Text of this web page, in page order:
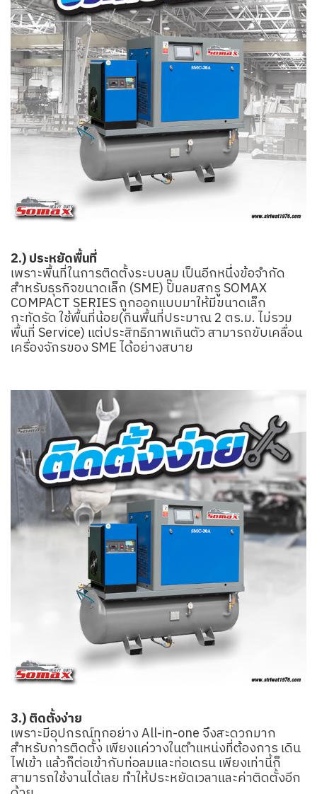
2.) ประหยัดพื้นที่
เพราะพื้นที่ในการติดตั้งระบบลม เป็นอีกหนึ่งข้อจำกัด
สำหรับธุรกิจขนาดเล็ก (SME) ปั๊มลมสกรู SOMAX
COMPACT SERIES ถูกออกแบบมาให้มีขนาดเล็ก
กะทัดรัด ใช้พื้นที่น้อย(กินพื้นที่ประมาณ 2 ตร.ม. ไม่รวม
พื้นที่ Service) แต่ประสิทธิภาพเกินตัว สามารถขับเคลื่อน
เครื่องจักรของ SME ได้อย่างสบาย
3.) ติดตั้งง่าย
เพราะมีอุปกรณ์ทุกอย่าง All-in-one จึงสะดวกมาก
สำหรับการติดตั้ง เพียงแค่วางในตำแหน่งที่ต้องการ เดิน
ไฟเข้า แล้วก็ต่อเข้ากับท่อลมและท่อเดรน เพียงเท่านี้ก็
สามารถใช้งานได้เลย ทำให้ประหยัดเวลาและค่าติดตั้งอีก